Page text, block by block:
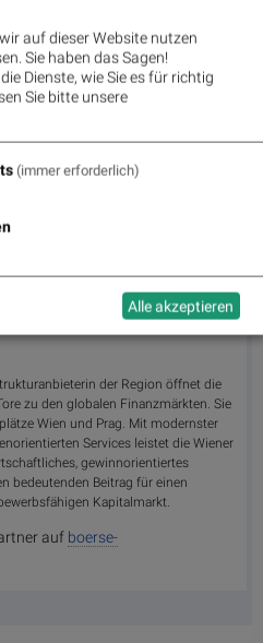
Days
,Kapsch TrafficCom
HLD...
der Region öffnet die
zu den globalen Finanzmärkten. Sie
Wien und Prag. Mit modernster
Services leistet die Wiener
gewinnorientiertes
bedeutenden Beitrag für einen
Kapitalmarkt.
auf boerse-
auf dieser Website nutzen
Sie haben das Sagen!
Dienste, wie Sie es für richtig
Sie bitte unsere
(immer erforderlich)
Alle akzeptieren